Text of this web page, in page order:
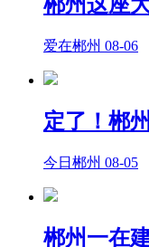
郴州这座
爱在郴州 08-06
定了！郴
今日郴州 08-05
郴州一在